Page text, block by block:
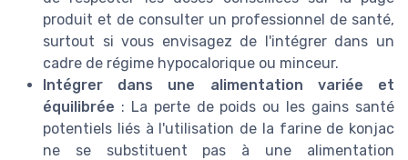
produit et de consulter un professionnel de santé,
surtout si vous envisagez de l'intégrer dans un
cadre de régime hypocalorique ou minceur.
Intégrer dans une alimentation variée et
équilibrée : La perte de poids ou les gains santé
potentiels liés à l'utilisation de la farine de konjac
ne se substituent pas à une alimentation